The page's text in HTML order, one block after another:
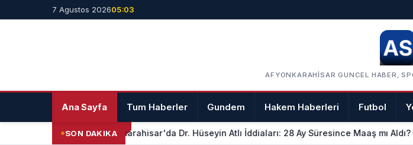
7 Agustos 202605:03
AFYONKARAHISAR GUNCEL HABER,
Ana Sayfa Tum Haberler Gundem Hakem Haberleri Futbol
SON DAKIKAAfyonkarahisar'da Dr. Hüseyin Atlı İddiaları: 28 Ay Süresince Maaş mı Aldı?•